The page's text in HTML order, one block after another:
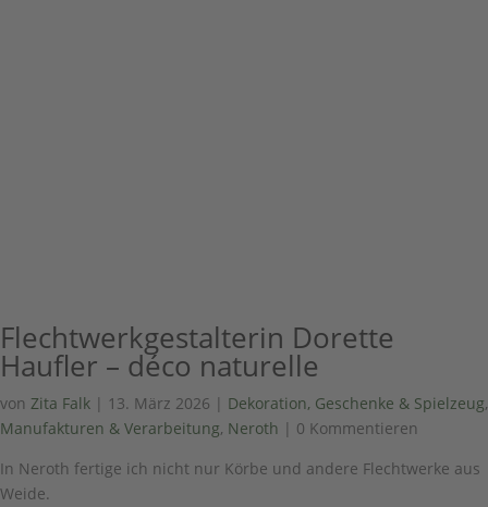
Flechtwerkgestalterin Dorette
Haufler – déco naturelle
von Zita Falk | 13. März 2026 | Dekoration, Geschenke & Spielzeug,
Manufakturen & Verarbeitung, Neroth | 0 Kommentieren
In Neroth fertige ich nicht nur Körbe und andere Flechtwerke aus
Weide.